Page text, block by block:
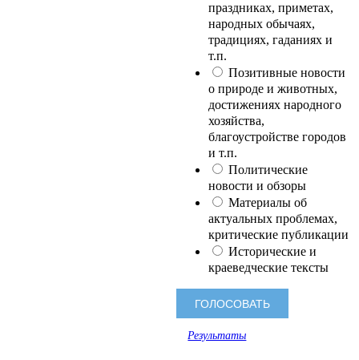
праздниках, приметах,
народных обычаях,
традициях, гаданиях и
т.п.
Позитивные новости
о природе и животных,
достижениях народного
хозяйства,
благоустройстве городов
и т.п.
Политические
новости и обзоры
Материалы об
актуальных проблемах,
критические публикации
Исторические и
краеведческие тексты
Результаты